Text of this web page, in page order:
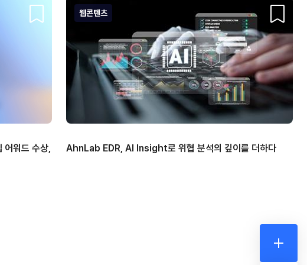
더보기
워드 수상,
웹콘텐츠
AhnLab EDR, AI Insight로 위협 분석의 깊이를 더하다